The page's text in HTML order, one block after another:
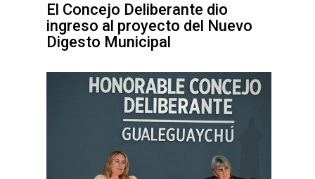
El Concejo Deliberante dio
ingreso al proyecto del Nuevo
Digesto Municipal